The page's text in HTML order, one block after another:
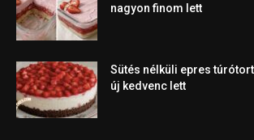
nagyon finom lett
Sütés nélküli epres
új kedvenc lett